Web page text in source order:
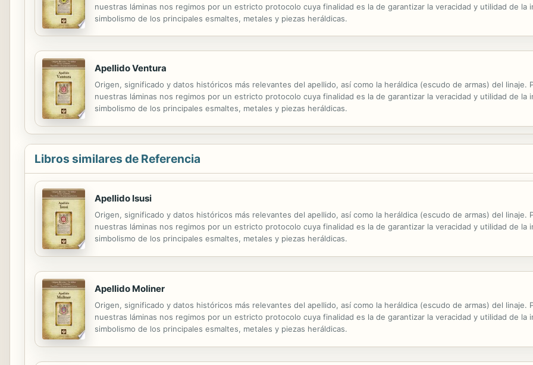
nuestras láminas nos regimos por un estricto protocolo cuya finalidad es la de garantizar la veracidad y utilidad de la
simbolismo de los principales esmaltes, metales y piezas heráldicas.
Apellido Ventura
Origen, significado y datos históricos más relevantes del apellido, así como la heráldica (escudo de armas) del linaje.
nuestras láminas nos regimos por un estricto protocolo cuya finalidad es la de garantizar la veracidad y utilidad de la
simbolismo de los principales esmaltes, metales y piezas heráldicas.
Libros similares de Referencia
Apellido Isusi
Origen, significado y datos históricos más relevantes del apellido, así como la heráldica (escudo de armas) del linaje.
nuestras láminas nos regimos por un estricto protocolo cuya finalidad es la de garantizar la veracidad y utilidad de la
simbolismo de los principales esmaltes, metales y piezas heráldicas.
Apellido Moliner
Origen, significado y datos históricos más relevantes del apellido, así como la heráldica (escudo de armas) del linaje.
nuestras láminas nos regimos por un estricto protocolo cuya finalidad es la de garantizar la veracidad y utilidad de la
simbolismo de los principales esmaltes, metales y piezas heráldicas.